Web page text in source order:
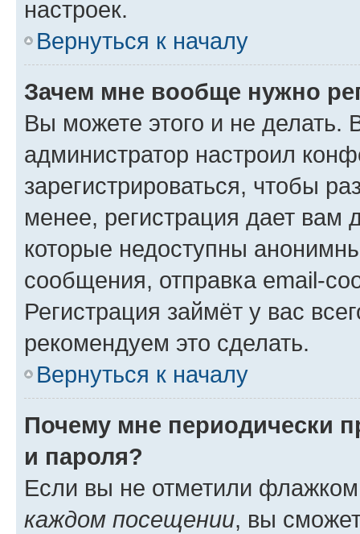
настроек.
Вернуться к началу
Зачем мне вообще нужно
Вы можете этого и не делать.
администратор настроил
зарегистрироваться, чтобы
менее, регистрация дает вам
которые недоступны
сообщения, отправка email-
Регистрация займёт у вас
рекомендуем это сделать.
Вернуться к началу
Почему мне периодически
и пароля?
Если вы не отметили
каждом посещении, вы